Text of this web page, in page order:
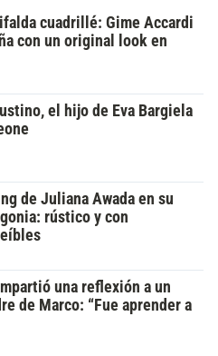
cuadrillé: Gime Accardi
con un original look en
el hijo de Eva Bargiela
de Juliana Awada en su
rústico y con
una reflexión a un
de Marco: “Fue aprender a